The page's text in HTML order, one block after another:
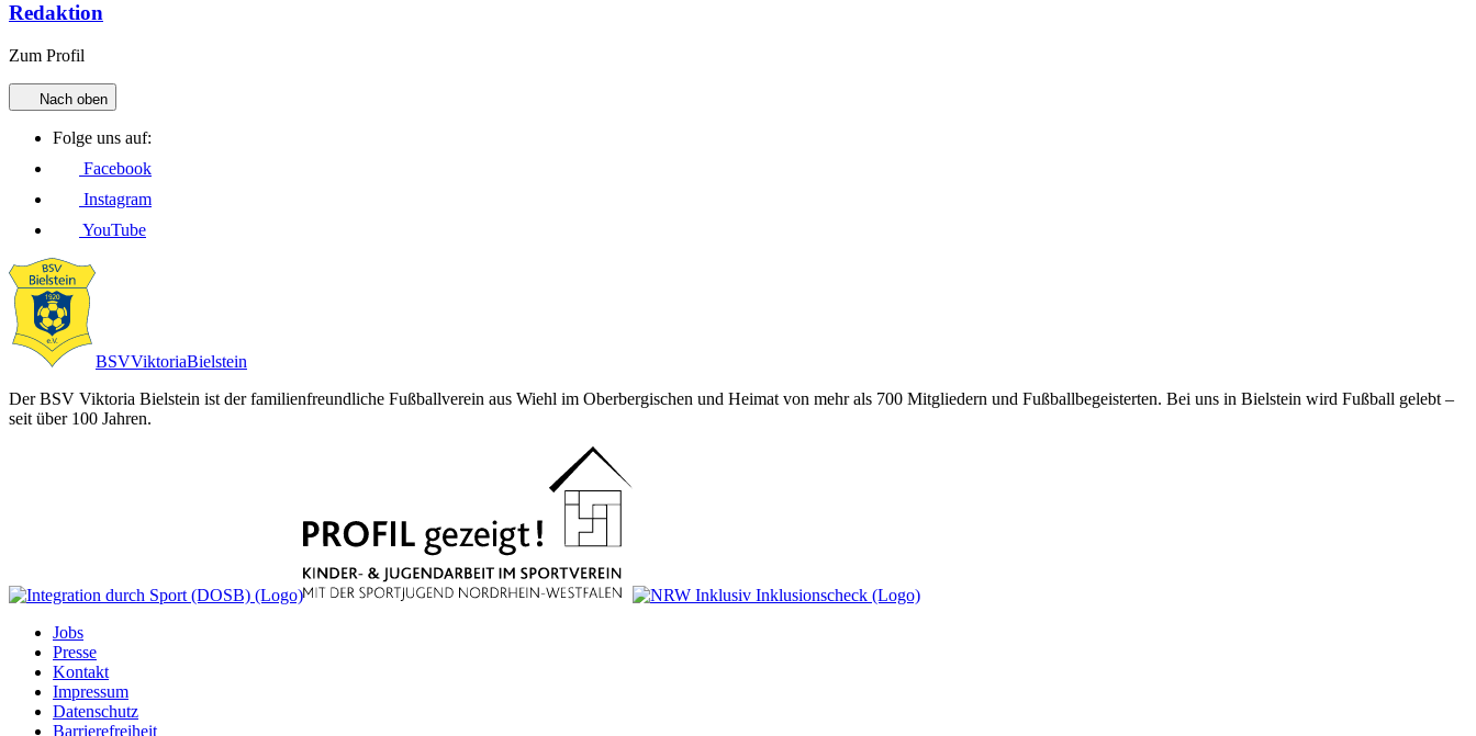
Redaktion
Zum Profil
Nach oben
Folge uns auf:
Facebook
Instagram
YouTube
BSVViktoriaBielstein
Der BSV Viktoria Bielstein ist der familienfreundliche Fußballverein aus Wiehl im Oberbergischen und Heimat von mehr als 700 Mitgliedern und Fußballbegeisterten. Bei uns in Bielstein wird Fußball gelebt –
seit über 100 Jahren.
Jobs
Presse
Kontakt
Impressum
Datenschutz
Barrierefreiheit